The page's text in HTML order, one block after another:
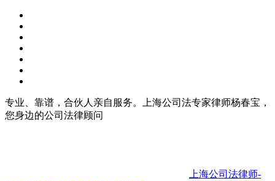
专业、靠谱，合伙人亲自服务。上海公司法专家律师杨春宝，
您身边的公司法律顾问
上海公司法律师-